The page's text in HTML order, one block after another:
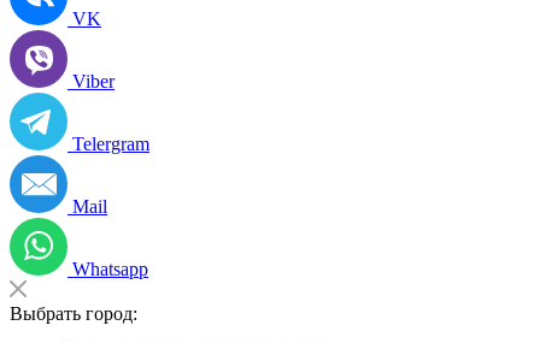
VK
Viber
Telergram
Mail
Whatsapp
Выбрать город: